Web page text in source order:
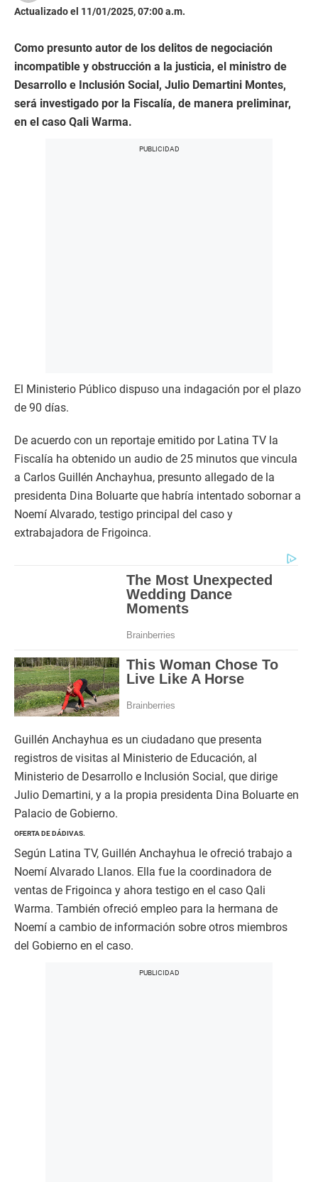
Actualizado el 11/01/2025, 07:00 a.m.
Como presunto autor de los delitos de negociación
incompatible y obstrucción a la justicia, el ministro de
Desarrollo e Inclusión Social, Julio Demartini Montes,
será investigado por la Fiscalía, de manera preliminar,
en el caso Qali Warma.
El Ministerio Público dispuso una indagación por el plazo
de 90 días.
De acuerdo con un reportaje emitido por Latina TV la
Fiscalía ha obtenido un audio de 25 minutos que vincula
a Carlos Guillén Anchayhua, presunto allegado de la
presidenta Dina Boluarte que habría intentado sobornar a
Noemí Alvarado, testigo principal del caso y
extrabajadora de Frigoinca.
Guillén Anchayhua es un ciudadano que presenta
registros de visitas al Ministerio de Educación, al
Ministerio de Desarrollo e Inclusión Social, que dirige
Julio Demartini, y a la propia presidenta Dina Boluarte en
Palacio de Gobierno.
OFERTA DE DÁDIVAS.
Según Latina TV, Guillén Anchayhua le ofreció trabajo a
Noemí Alvarado Llanos. Ella fue la coordinadora de
ventas de Frigoinca y ahora testigo en el caso Qali
Warma. También ofreció empleo para la hermana de
Noemí a cambio de información sobre otros miembros
del Gobierno en el caso.